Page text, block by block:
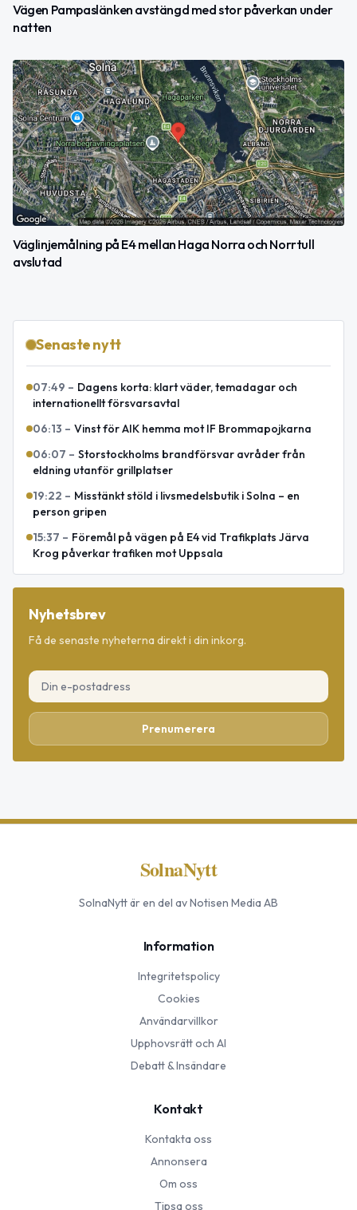
Vägen Pampaslänken avstängd med stor påverkan under
natten
Väglinjemålning på E4 mellan Haga Norra och Norrtull
avslutad
Senaste nytt
07:49 – Dagens korta: klart väder, temadagar och
internationellt försvarsavtal
06:13 – Vinst för AIK hemma mot IF Brommapojkarna
06:07 – Storstockholms brandförsvar avråder från
eldning utanför grillplatser
19:22 – Misstänkt stöld i livsmedelsbutik i Solna – en
person gripen
15:37 – Föremål på vägen på E4 vid Trafikplats Järva
Krog påverkar trafiken mot Uppsala
Nyhetsbrev
Få de senaste nyheterna direkt i din inkorg.
Prenumerera
SolnaNytt
SolnaNyttär en del av Notisen Media AB
Information
Integritetspolicy
Cookies
Användarvillkor
Upphovsrätt och AI
Debatt & Insändare
Kontakt
Kontakta oss
Annonsera
Om oss
Tipsa oss